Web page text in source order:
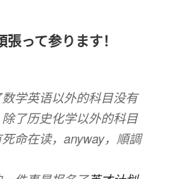
って参ります！
学英语以外的科目没有
了历史化学以外的科目
命在读，anyway，順調